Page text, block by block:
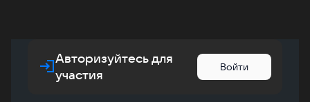
Авторизуйтесь для
участия
Войти